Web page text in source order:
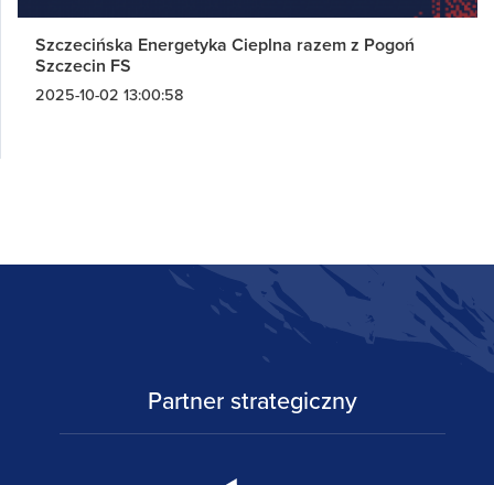
Szczecińska Energetyka Cieplna razem z Pogoń
Szczecin FS
2025-10-02 13:00:58
Partner strategiczny